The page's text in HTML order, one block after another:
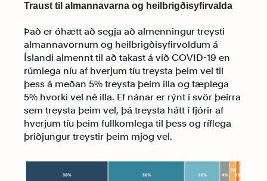
Traust til almannavarna og heilbrigðisyfirvalda
Það er óhætt að segja að almenningur treysti
almannavörnum og heilbrigðisyfirvöldum á
Íslandi almennt til að takast á við COVID-19 en
rúmlega níu af hverjum tíu treysta þeim vel til
þess á meðan 5% treysta þeim illa og tæplega
5% hvorki vel né illa. Ef nánar er rýnt í svör þeirra
sem treysta þeim vel, þá treysta hátt í fjórir af
hverjum tíu þeim fullkomlega til þess og ríflega
þriðjungur treystir þeim mjög vel.